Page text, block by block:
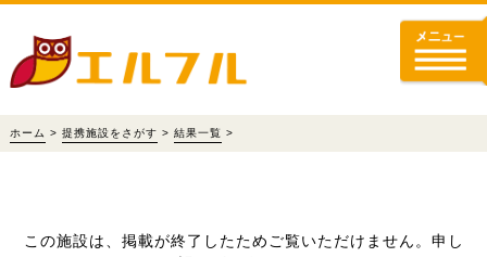
ホーム > 提携施設をさがす > 結果一覧 >
この施設は、掲載が終了したためご覧いただけません。申し